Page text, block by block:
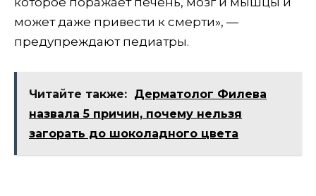
может даже привести к смерти», —
предупреждают педиатры.
Читайте также: Дерматолог Филева
назвала 5 причин, почему нельзя
загорать до шоколадного цвета